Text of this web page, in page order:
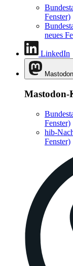
Fenster)
neues
LinkedIn
Mastodon
Mastodon-
Fenster)
hib-
Fenster)